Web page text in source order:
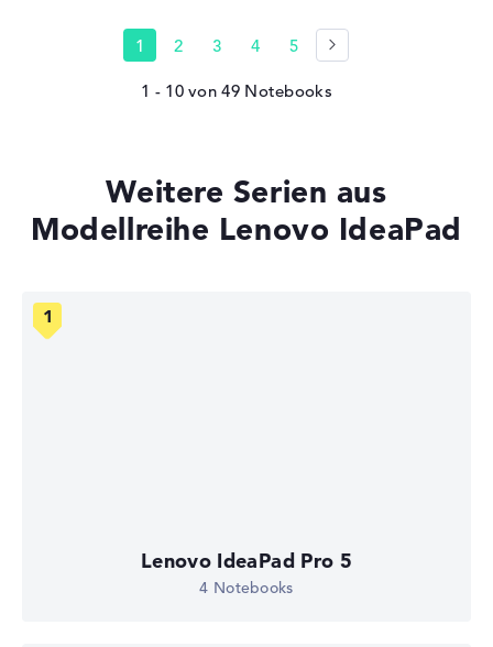
1 2 3 4 5
1 - 10von49
Weitere Serien aus
Modellreihe Lenovo IdeaPad
Lenovo IdeaPad Pro 5
4 Notebooks